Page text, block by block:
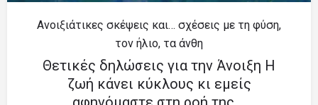
Ανοιξιάτικες σκέψεις και… σχέσεις με τη φύση,
τον ήλιο, τα άνθη
Θετικές δηλώσεις για την Άνοιξη Η
ζωή κάνει κύκλους κι εμείς